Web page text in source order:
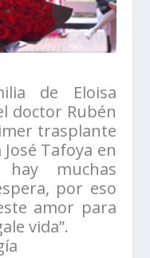
de Eloisa
doctor Rubén
trasplante
Tafoya en
muchas
por eso
amor para
vida”.